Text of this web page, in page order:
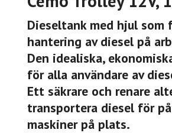
Dieseltank med hjul som
hantering av diesel på
Den idealiska,
för alla användare av
Ett säkrare och renare
transportera diesel för
maskiner på plats.